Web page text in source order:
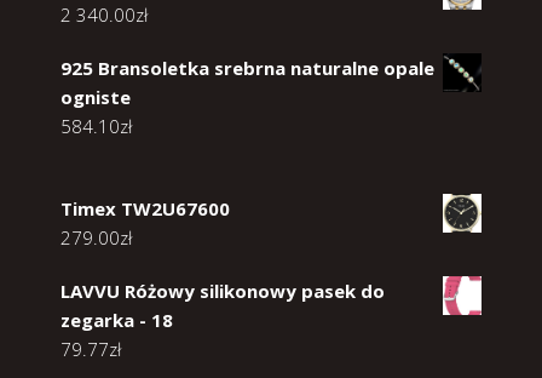
2 340.00zł
925 Bransoletka srebrna naturalne opale
ogniste
584.10zł
Timex TW2U67600
279.00zł
LAVVU Różowy silikonowy pasek do
zegarka - 18
79.77zł